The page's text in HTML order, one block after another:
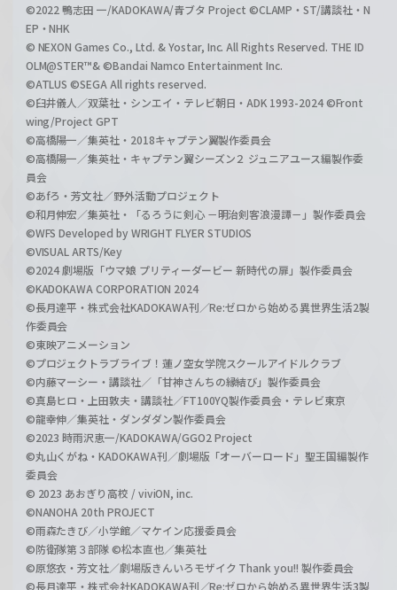
©2022 鴨志田 一/KADOKAWA/青ブタ Project ©CLAMP・ST/講談社・N
EP・NHK
© NEXON Games Co., Ltd. & Yostar, Inc. All Rights Reserved. THE ID
OLM@STER™& ©Bandai Namco Entertainment Inc.
©ATLUS ©SEGA All rights reserved.
©臼井儀人／双葉社・シンエイ・テレビ朝日・ADK 1993-2024 ©Front
wing/Project GPT
©高橋陽一／集英社・2018キャプテン翼製作委員会
©高橋陽一／集英社・キャプテン翼シーズン２ ジュニアユース編製作委
員会
©あfろ・芳文社／野外活動プロジェクト
©和月伸宏／集英社・「るろうに剣心 －明治剣客浪漫譚－」製作委員会
©WFS Developed by WRIGHT FLYER STUDIOS
©VISUAL ARTS/Key
©2024 劇場版「ウマ娘 プリティーダービー 新時代の扉」製作委員会
©KADOKAWA CORPORATION 2024
©長月達平・株式会社KADOKAWA刊／Re:ゼロから始める異世界生活2製
作委員会
©東映アニメーション
©プロジェクトラブライブ！蓮ノ空女学院スクールアイドルクラブ
©内藤マーシー・講談社／「甘神さんちの縁結び」製作委員会
©真島ヒロ・上田敦夫・講談社／FT100YQ製作委員会・テレビ東京
©龍幸伸／集英社・ダンダダン製作委員会
©2023 時雨沢恵一/KADOKAWA/GGO2 Project
©丸山くがね・KADOKAWA刊／劇場版「オーバーロード」聖王国編製作
委員会
© 2023 あおぎり高校 / viviON, inc.
©NANOHA 20th PROJECT
©雨森たきび／小学館／マケイン応援委員会
©防衛隊第３部隊 ©松本直也／集英社
©原悠衣・芳文社／劇場版きんいろモザイク Thank you!! 製作委員会
©長月達平・株式会社KADOKAWA刊／Re:ゼロから始める異世界生活3製